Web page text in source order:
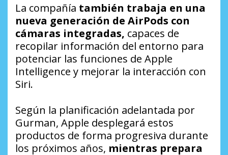
La compañía también trabaja en una
nueva generación de AirPods con
cámaras integradas, capaces de
recopilar información del entorno para
potenciar las funciones de Apple
Intelligence y mejorar la interacción con
Siri.
Según la planificación adelantada por
Gurman, Apple desplegará estos
productos de forma progresiva durante
los próximos años, mientras prepara